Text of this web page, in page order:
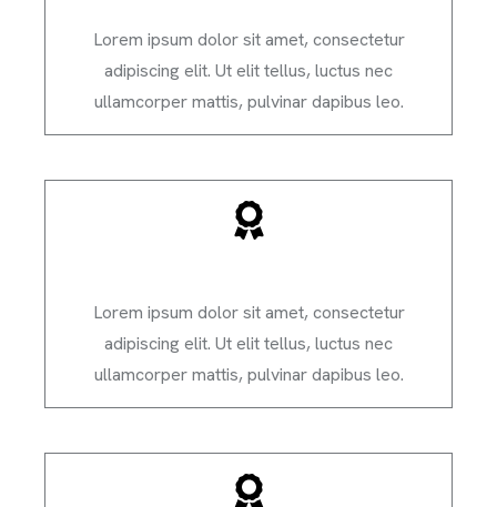
Lorem ipsum dolor sit amet, consectetur
adipiscing elit. Ut elit tellus, luctus nec
ullamcorper mattis, pulvinar dapibus leo.
Lorem ipsum dolor sit amet, consectetur
adipiscing elit. Ut elit tellus, luctus nec
ullamcorper mattis, pulvinar dapibus leo.